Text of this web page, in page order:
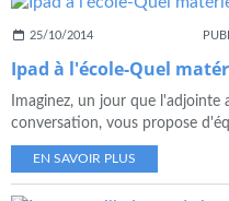
25/10/2014
Ipad à l'école-Quel
Imaginez, un jour que
conversation, vous propose
EN SAVOIR PLUS